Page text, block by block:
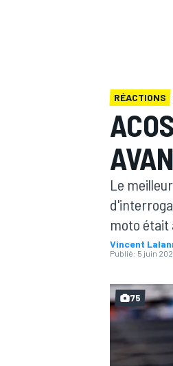
MOTOGP
RÉACTIONS
Le
moto était
Vincent
Publié: 5 juin
75